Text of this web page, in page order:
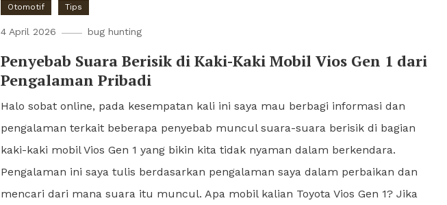
Otomotif Tips
4 April 2026 bug hunting
Penyebab Suara Berisik di Kaki-Kaki Mobil Vios Gen 1 dari
Pengalaman Pribadi
Halo sobat online, pada kesempatan kali ini saya mau berbagi informasi dan
pengalaman terkait beberapa penyebab muncul suara-suara berisik di bagian
kaki-kaki mobil Vios Gen 1 yang bikin kita tidak nyaman dalam berkendara.
Pengalaman ini saya tulis berdasarkan pengalaman saya dalam perbaikan dan
mencari dari mana suara itu muncul. Apa mobil kalian Toyota Vios Gen 1? Jika